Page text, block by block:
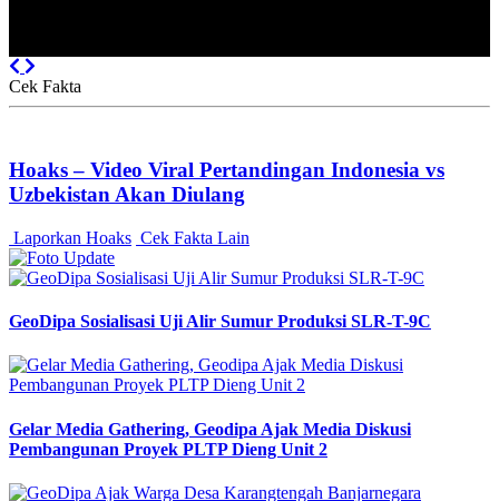
Previous
Cek Fakta
Hoaks – Video Viral Pertandingan Indonesia vs
Uzbekistan Akan Diulang
Laporkan Hoaks Cek Fakta Lain
GeoDipa Sosialisasi Uji Alir Sumur Produksi SLR-T-9C
Gelar Media Gathering, Geodipa Ajak Media Diskusi
Pembangunan Proyek PLTP Dieng Unit 2